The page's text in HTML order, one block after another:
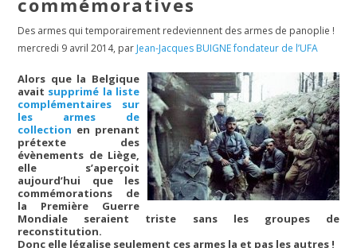
commémoratives
Des armes qui temporairement redeviennent des armes de panoplie !
mercredi 9 avril 2014, par Jean-Jacques BUIGNE fondateur de l’UFA
Alors que la Belgique
avait supprimé la liste
complémentaires sur
les armes de
collection en prenant
prétexte des
évènements de Liège,
elle s’aperçoit
aujourd’hui que les
commémorations de
la Première Guerre
Mondiale seraient triste sans les groupes de
reconstitution.
Donc elle légalise seulement ces armes la et pas les autres !